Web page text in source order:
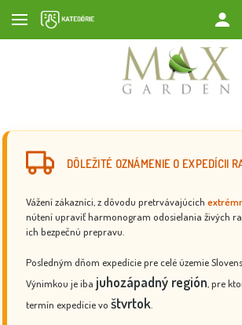
DÔLEŽITÉ OZNÁMENIE O EXPEDÍCII
Vážení zákazníci, z dôvodu pretrvávajúcich
nútení upraviť harmonogram odosielania živých
ich bezpečnú prepravu.
Posledným dňom expedície pre celé územie
Výnimkou je iba juhozápadný región , pre
termín expedície vo štvrtok